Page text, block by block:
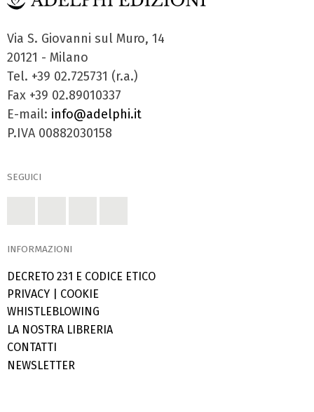
Via S. Giovanni sul Muro, 14
20121 - Milano
Tel. +39 02.725731 (r.a.)
Fax +39 02.89010337
E-mail: info@adelphi.it
P.IVA 00882030158
SEGUICI
INFORMAZIONI
DECRETO 231 E CODICE ETICO
PRIVACY
COOKIE
WHISTLEBLOWING
LA NOSTRA LIBRERIA
CONTATTI
NEWSLETTER